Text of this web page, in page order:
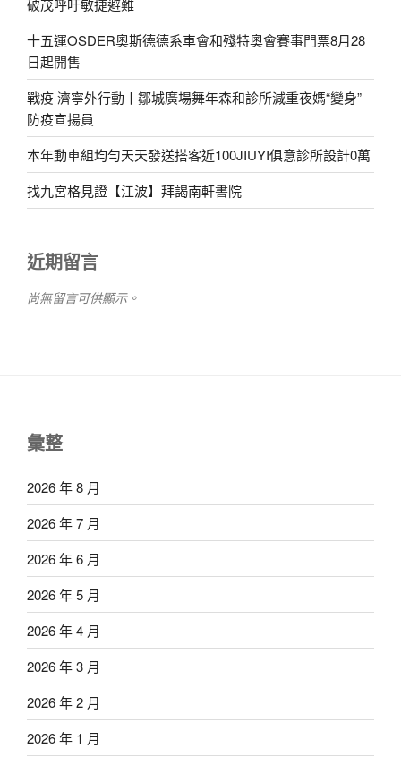
破茂呼吁敏捷避難
十五運OSDER奧斯德德系車會和殘特奧會賽事門票8月28
日起開售
戰疫 濟寧外行動丨鄒城廣場舞年森和診所減重夜媽“變身”
防疫宣揚員
本年動車組均勻天天發送搭客近100JIUYI俱意診所設計0萬
找九宮格見證【江波】拜謁南軒書院
近期留言
尚無留言可供顯示。
彙整
2026 年 8 月
2026 年 7 月
2026 年 6 月
2026 年 5 月
2026 年 4 月
2026 年 3 月
2026 年 2 月
2026 年 1 月